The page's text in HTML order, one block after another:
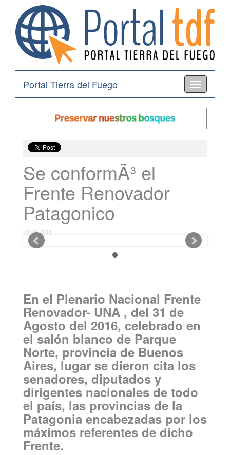
Toggle
navigation
Portal Tierra del Fuego
Se conformÃ³ el
Frente Renovador
Patagonico
03-09-2016 |
En el Plenario Nacional Frente
Renovador- UNA , del 31 de
Agosto del 2016, celebrado en
el salón blanco de Parque
Norte, provincia de Buenos
Aires, lugar se dieron cita los
senadores, diputados y
dirigentes nacionales de todo
el país, las provincias de la
Patagonia encabezadas por los
máximos referentes de dicho
Frente.